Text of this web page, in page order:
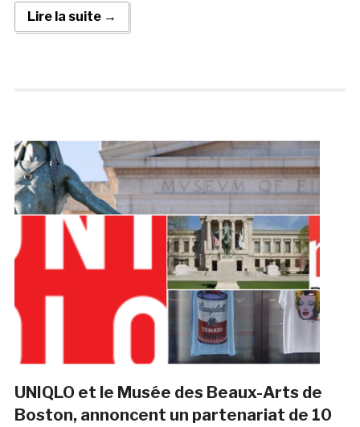
Lire la suite →
UNIQLO et le Musée des Beaux-Arts de
Boston, annoncent un partenariat de 10